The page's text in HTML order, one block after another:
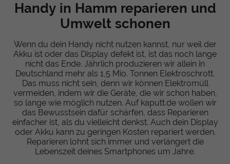
Handy in Hamm reparieren und
Umwelt schonen
Wenn du dein Handy nicht nutzen kannst, nur weil der
Akku ist oder das Display defekt ist, ist das noch lange
nicht das Ende. Jährlich produzieren wir allein in
Deutschland mehr als 1,5 Mio. Tonnen Elektroschrott.
Das muss nicht sein, denn wir können Elektromüll
vermeiden, indem wir die Geräte, die wir schon haben,
so lange wie möglich nutzen. Auf kaputt.de wollen wir
das Bewusstsein dafür schärfen, dass Reparieren
einfacher ist, als du vielleicht denkst. Auch dein Display
oder Akku kann zu geringen Kosten repariert werden.
Reparieren lohnt sich immer und verlängert die
Lebenszeit deines Smartphones um Jahre.